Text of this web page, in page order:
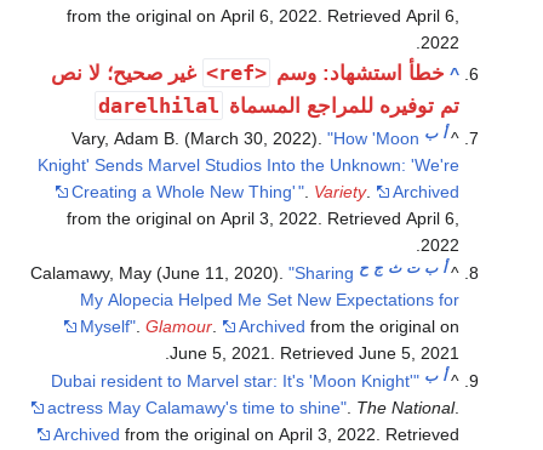
from the original on April 6, 2022 . RetrievedApril 6,
2022
^ خطأ استشهاد: وسم <ref>
غير صحيح؛ لا نص
تم توفيره للمراجع المسماة darelhilal
^أ ب Vary, Adam B. (March 30, 2022)."How 'Moon
Knight' Sends Marvel Studios Into the Unknown: 'We're
Creating a Whole New Thing' " Variety.
Archived
from the original on April 3, 2022 . RetrievedApril 6,
2022
^أ ب ت ث ج ح Calamawy, May (June 11, 2020)."Sharing
My Alopecia Helped Me Set New Expectations for
Myself" .Glamour Archived from the original on
June 5, 2021
. RetrievedJune 5, 2021
.
^أ ب
"Dubai resident to Marvel star: It's 'Moon Knight'
actress May Calamawy's time to shine". The National.
Archived from the original on April 3, 2022. Retrieved